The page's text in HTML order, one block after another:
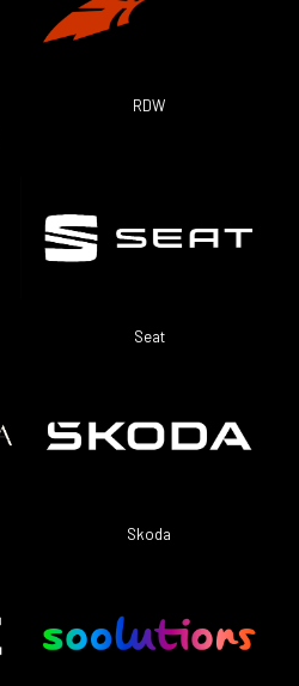
RDW
Seat
Skoda